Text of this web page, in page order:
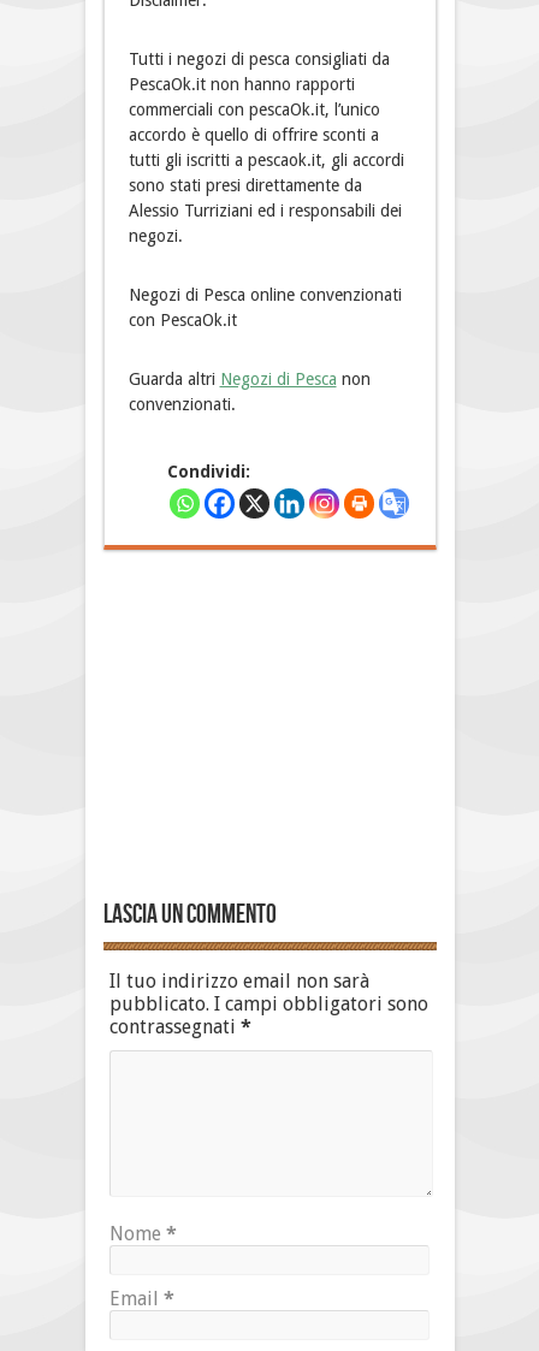
Tutti i negozi di pesca consigliati da
PescaOk.it non hanno rapporti
commerciali con pescaOk.it, l’unico
accordo è quello di offrire sconti a
tutti gli iscritti a pescaok.it, gli accordi
sono stati presi direttamente da
Alessio Turriziani ed i responsabili dei
negozi.
Negozi di Pesca online convenzionati
con PescaOk.it
Guarda altri Negozi di Pesca non
convenzionati.
Condividi:
Lascia un commento
Il tuo indirizzo email non sarà
pubblicato. I campi obbligatori sono
contrassegnati *
Nome *
Email *